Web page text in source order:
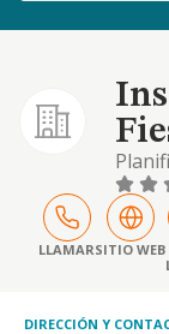
LLAMARSITIO WEB
DIRECCIÓN Y